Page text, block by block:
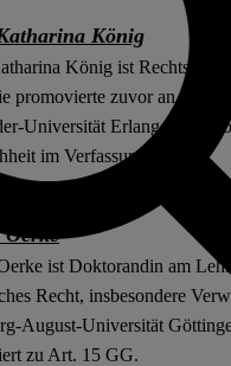
König
König ist
promovierte zuvor an der
Universität Erlangen-
im Verfassungsrecht.
Oerke
ist Doktorandin am
Recht, insbesondere
August-Universität
zu Art. 15 GG.